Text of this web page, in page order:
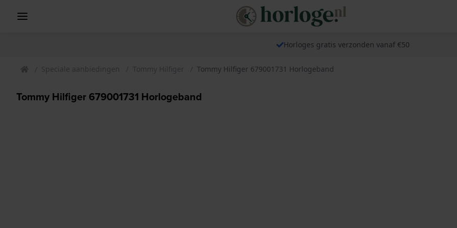
Horloges gratis verzonden vanaf €50
Speciale aanbiedingen Tommy Hilfiger Tommy Hilfiger 679001731 Horlogeband
Tommy Hilfiger 679001731 Horlogeband